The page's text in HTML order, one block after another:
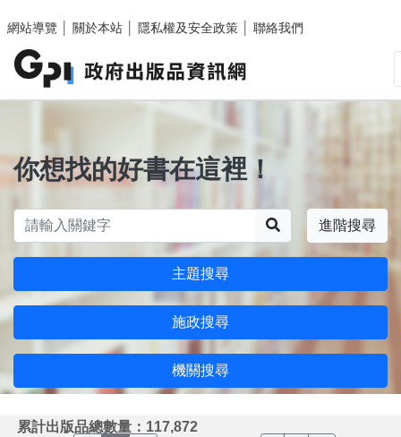
網站導覽
關於本站 隱私權及安全政策 聯絡我們
你想找的好書在這裡！
進階搜尋
主題搜尋
施政搜尋
機關搜尋
累計出版品總數量：117,872